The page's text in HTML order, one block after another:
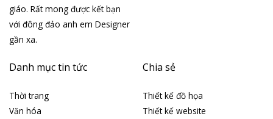
giáo. Rất mong được kết bạn
với đông đảo anh em Designer
gần xa.
Danh mục tin tức
Thời trang
Văn hóa
Chia sẻ
Thiết kế đồ họa
Thiết kế website